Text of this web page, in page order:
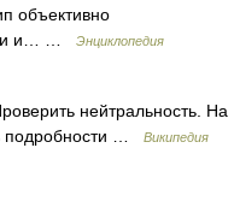
объективно
и… …
Энциклопедия
нейтральность. На
подробности …
Википедия